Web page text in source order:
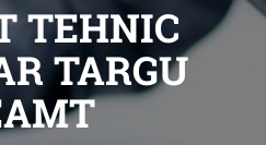
TEHNIC
TARGU